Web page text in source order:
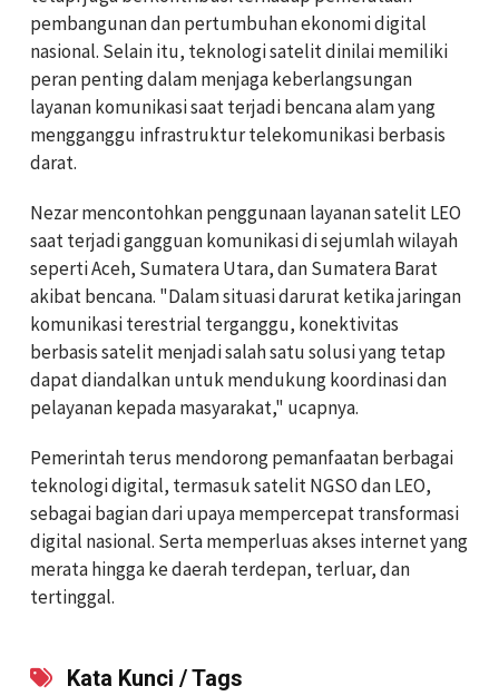
pembangunan dan pertumbuhan ekonomi digital
nasional. Selain itu, teknologi satelit dinilai memiliki
peran penting dalam menjaga keberlangsungan
layanan komunikasi saat terjadi bencana alam yang
mengganggu infrastruktur telekomunikasi berbasis
darat.
Nezar mencontohkan penggunaan layanan satelit LEO
saat terjadi gangguan komunikasi di sejumlah wilayah
seperti Aceh, Sumatera Utara, dan Sumatera Barat
akibat bencana. "Dalam situasi darurat ketika jaringan
komunikasi terestrial terganggu, konektivitas
berbasis satelit menjadi salah satu solusi yang tetap
dapat diandalkan untuk mendukung koordinasi dan
pelayanan kepada masyarakat," ucapnya.
Pemerintah terus mendorong pemanfaatan berbagai
teknologi digital, termasuk satelit NGSO dan LEO,
sebagai bagian dari upaya mempercepat transformasi
digital nasional. Serta memperluas akses internet yang
merata hingga ke daerah terdepan, terluar, dan
tertinggal.
Kata Kunci / Tags